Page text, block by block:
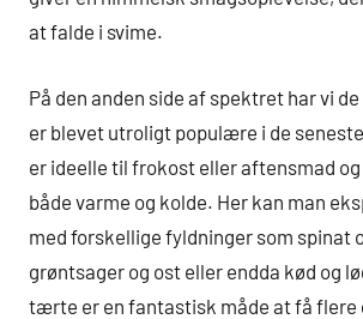
at falde i svime.
På den anden side af spektret har vi
er blevet utroligt populære i de
er ideelle til frokost eller aftensmad
både varme og kolde. Her kan man
med forskellige fyldninger som spinat
grøntsager og ost eller endda kød og
tærte er en fantastisk måde at få flere